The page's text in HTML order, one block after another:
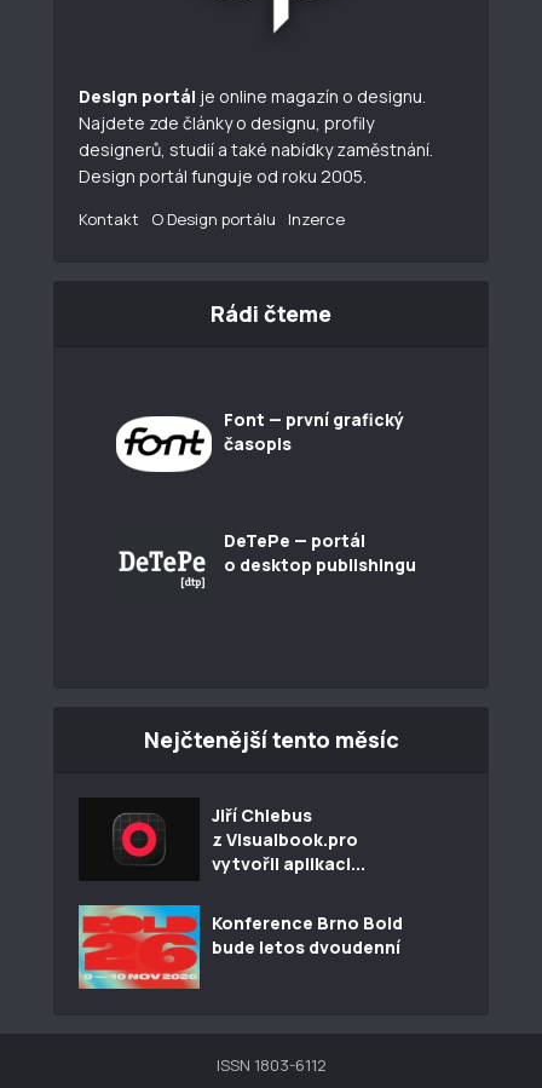
Design portál je online magazín o designu.
Najdete zde články o designu, profily
designerů, studií a také nabídky zaměstnání.
Design portál funguje od roku 2005.
Kontakt O Design portálu Inzerce
Rádi čteme
Font — první grafický
časopis
DeTePe — portál
o desktop publishingu
Nejčtenější tento měsíc
Jiří Chlebus
z Visualbook.pro
vytvořil aplikaci...
Konference Brno Bold
bude letos dvoudenní
ISSN 1803-6112